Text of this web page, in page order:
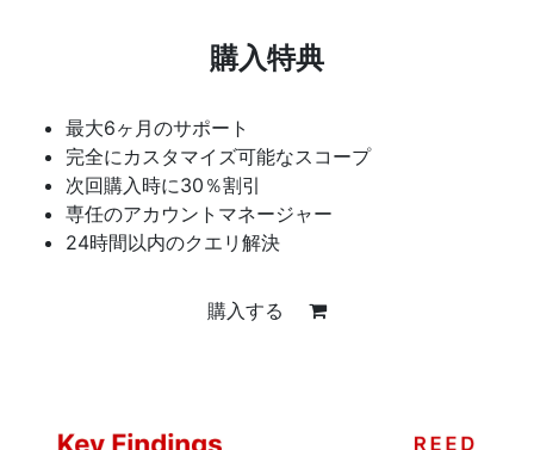
購入特典
最大6ヶ月のサポート
完全にカスタマイズ可能なスコープ
次回購入時に30％割引
専任のアカウントマネージャー
24時間以内のクエリ解決
購入する